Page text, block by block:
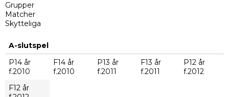
Grupper
Matcher
Skytteliga
A-slutspel
P14 år
f.2010
F14 år
f.2010
P13 år
f.2011
F13 år
f.2011
P12 år
f.2012
F12 år